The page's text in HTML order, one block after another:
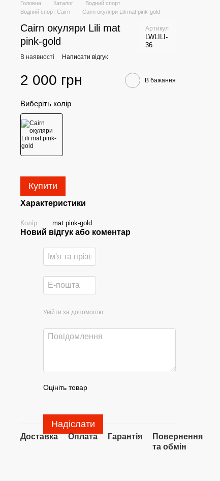
Головна Каталог
Водний спорт
Водний спорт Cairn
Cairn окуляри Lili mat pink-gold
Cairn окуляри Lili mat
pink-gold
Артикул
LWLILI-
36
В наявності Написати відгук
2 000 грн В бажання
Виберіть колір
Купити
Характеристики
Колір mat pink-gold
Новий відгук або коментар
Увійти за допомогою
Оцініть товар
Надіслати
Доставка Оплата Гарантія
Повернення
та обмін